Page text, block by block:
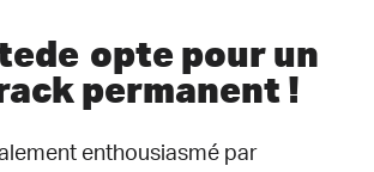
opte pour un
permanent !
enthousiasmé par